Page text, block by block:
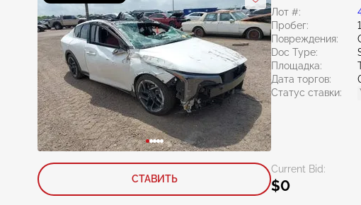
Лот #:
Пробег:
Повреждения:
Doc Type:
Площадка:
Дата торгов:
Статус ставки:
Current Bid:
$0
СТАВИТЬ